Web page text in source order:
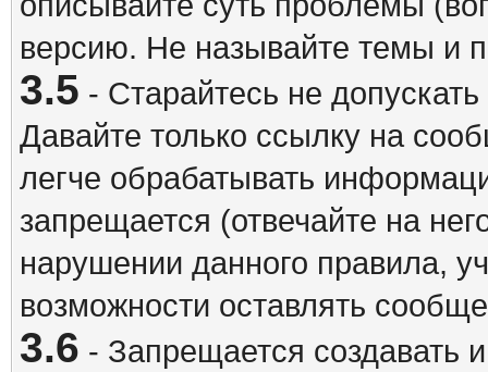
версию. Не называйте темы
3.5 - Старайтесь не
Давайте только ссылку на
легче обрабатывать
запрещается (отвечайте на
нарушении данного правила,
возможности оставлять
3.6 - Запрещается создавать